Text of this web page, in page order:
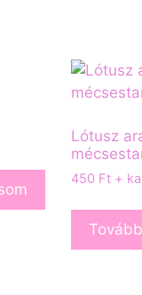
Lótusz
450 Ft+